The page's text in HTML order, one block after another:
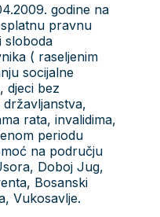
godine na
pravnu
sloboda
( raseljenim
socijalne
djeci bez
rata, invalidima,
periodu
na području
Doboj Jug,
Bosanski
Vukosavlje.